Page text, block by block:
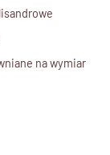
mango
na wymiar